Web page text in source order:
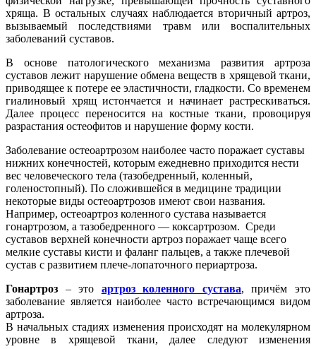
хряща. В остальных случаях наблюдается вторичный артроз,
вызываемый последствиями травм или воспалительных
заболеваний суставов.
В основе патологического механизма развития артроза
суставов лежит нарушение обмена веществ в хрящевой ткани,
приводящее к потере ее эластичности, гладкости. Со временем
гиалиновый хрящ истончается и начинает растрескиваться.
Далее процесс переносится на костные ткани, провоцируя
разрастания остеофитов и нарушение форму кости.
Заболевание остеоартрозом наиболее часто поражает суставы
нижних конечностей, которым ежедневно приходится нести
вес человеческого тела (тазобедренный, коленный,
голеностопный). По сложившейся в медицине традиции
некоторые виды остеоартрозов имеют свои названия.
Например, остеоартроз коленного сустава называется
гонартрозом, а тазобедренного — коксартрозом. Среди
суставов верхней конечности артроз поражает чаще всего
мелкие суставы кисти и фаланг пальцев, а также плечевой
сустав с развитием плече-лопаточного периартроза.
Гонартроз – это артроз коленного сустава, причём это
заболевание является наиболее часто встречающимся видом
артроза.
В начальных стадиях изменения происходят на молекулярном
уровне в хрящевой ткани, далее следуют изменения